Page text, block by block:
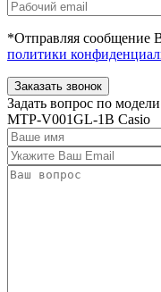
*Отправляя сообщение
политики
Заказать звонок
Задать вопрос по модели
MTP-V001GL-1B Casio